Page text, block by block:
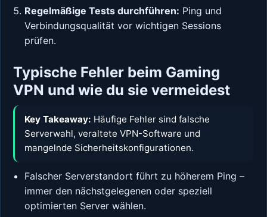
Regelmäßige Tests durchführen: Ping und
Verbindungsqualität vor wichtigen Sessions
prüfen.
Typische Fehler beim Gaming
VPN und wie du sie vermeidest
Key Takeaway: Häufige Fehler sind falsche
Serverwahl, veraltete VPN-Software und
mangelnde Sicherheitskonfigurationen.
Falscher Serverstandort führt zu höherem Ping –
immer den nächstgelegenen oder speziell
optimierten Server wählen.